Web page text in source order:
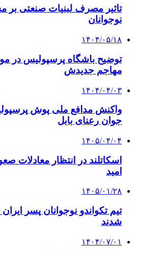
تاثیر مصرف لبنیات صنعتی بر
نوجوانان
۱۴۰۴/۰۵/۱۸
توضیح باشگاه پرسپولیس در
مهاجم جدیدش
۱۴۰۴/۰۴/۰۳
واکنش مدافع ملی پوش
جوان رعنای بابل
۱۴۰۵/۰۴/۰۴
اسکاتلند در انتظار معادلات
امید
۱۴۰۵/۰۱/۲۸
تیم تکواندو نوجوانان پسر
شدند
۱۴۰۴/۰۷/۰۱